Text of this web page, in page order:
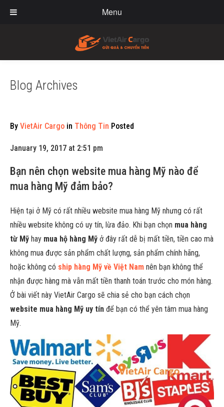
Menu
Blog Archives
By VietAir Cargo in Thông Tin Posted
January 19, 2017 at 2:51 pm
Bạn nên chọn website mua hàng Mỹ nào để
mua hàng Mỹ đảm bảo?
Hiện tại ở Mỹ có rất nhiều website mua hàng Mỹ nhưng có rất
nhiều website không có uy tín, lừa đảo. Khi bạn chọn mua hàng
từ Mỹ hay mua hộ hàng Mỹ ở đây rất dễ bị mất tiền, tiền cao mà
không mua được sản phẩm chất lượng, sản phẩm chính hãng,
hoặc không có ship hàng Mỹ về Việt Nam nên bạn không thể
nhận được hàng mà vẫn mất tiền thanh toán trước cho món hàng.
Ở bài viết này VietAir Cargo sẽ chia sẻ cho bạn cách chọn
website mua hàng Mỹ uy tín để bạn có thể yên tâm mua hàng
Mỹ.